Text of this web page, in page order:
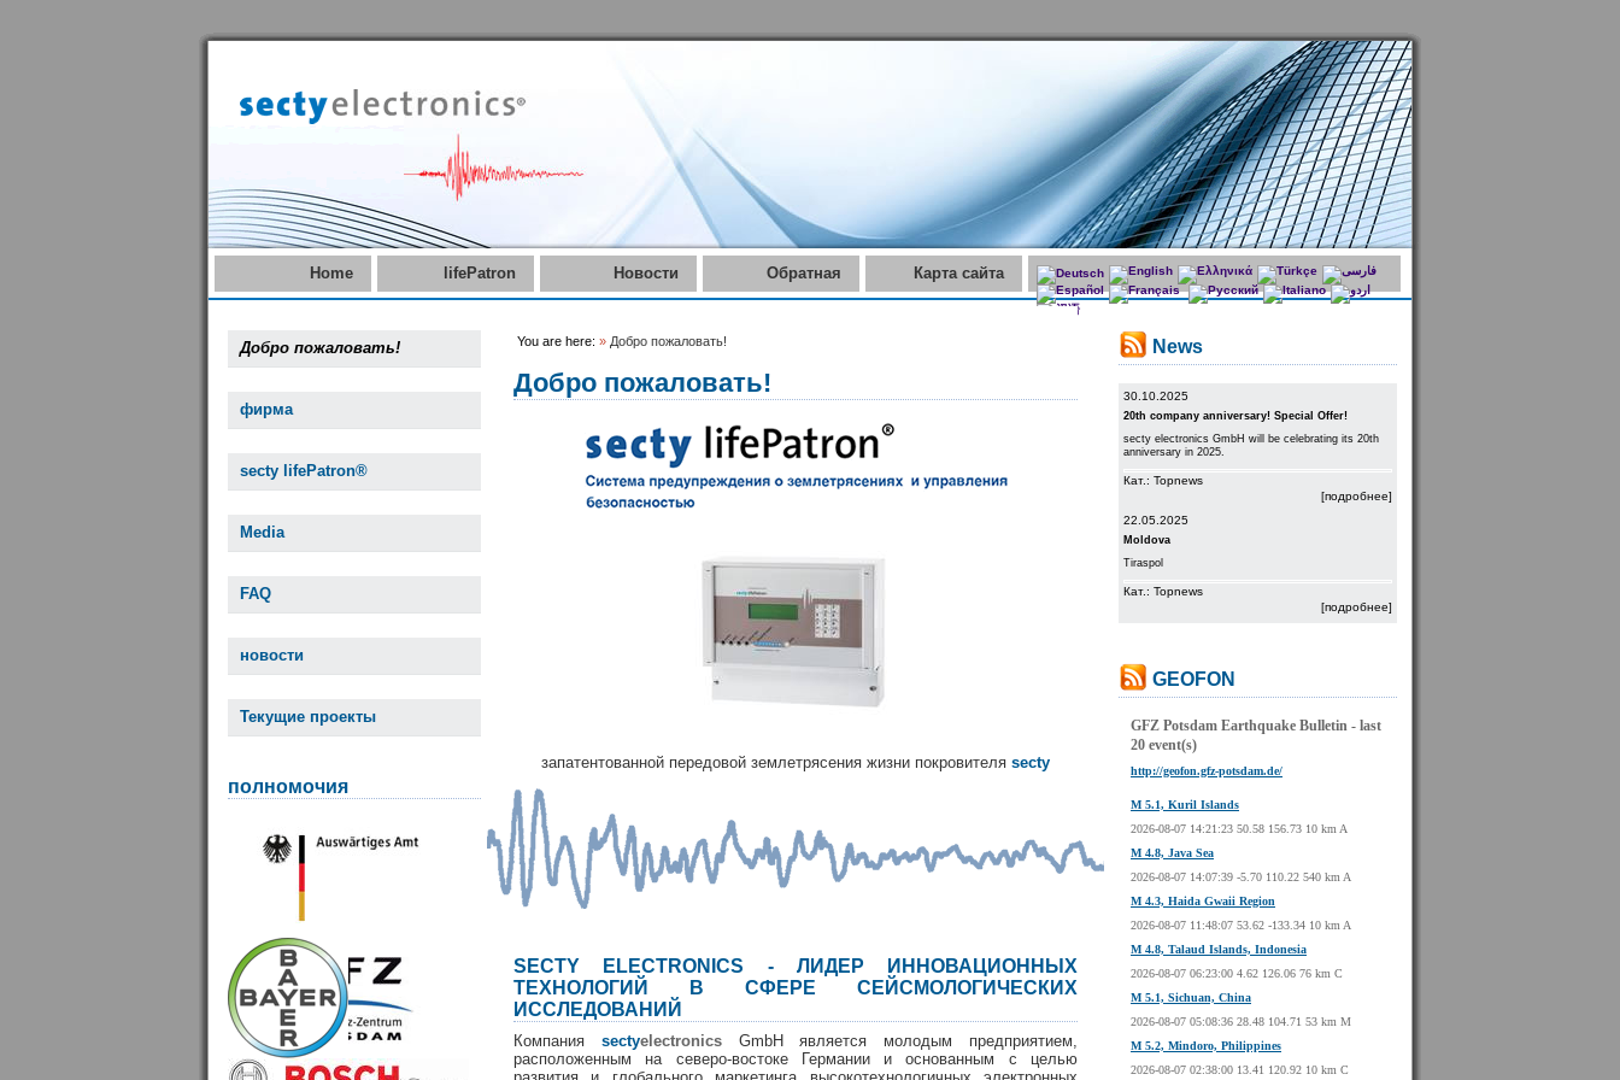
Home lifePatron Новости
Обратная
Карта сайта
Добро пожаловать!
фирма
secty lifePatron®
Media
FAQ
новости
Текущие проекты
полномочия
You are here: » Добро пожаловать!
Добро пожаловать!
запатентованной передовой землетрясения жизни покровителя secty
SECTY ELECTRONICS - ЛИДЕР ИННОВАЦИОННЫХ
ТЕХНОЛОГИЙ В СФЕРЕ СЕЙСМОЛОГИЧЕСКИХ
ИССЛЕДОВАНИЙ
Компания sectyelectronics GmbH является молодым предприятием,
расположенным на северо-востоке Германии и основанным с целью
News
30.10.2025
20th company anniversary! Special Offer!
secty electronics GmbH will be celebrating its 20th
anniversary in 2025.
Кат.: Topnews
[подробнее]
22.05.2025
Moldova
Tiraspol
Кат.: Topnews
[подробнее]
GEOFON
GFZ Potsdam Earthquake Bulletin - last
20 event(s)
http://geofon.gfz-potsdam.de/
M 5.1, Kuril Islands
2026-08-07 14:21:23 50.58 156.73 10 km A
M 4.8, Java Sea
2026-08-07 14:07:39 -5.70 110.22 540 km A
M 4.3, Haida Gwaii Region
2026-08-07 11:48:07 53.62 -133.34 10 km A
M 4.8, Talaud Islands, Indonesia
2026-08-07 06:23:00 4.62 126.06 76 km C
M 5.1, Sichuan, China
2026-08-07 05:08:36 28.48 104.71 53 km M
M 5.2, Mindoro, Philippines
2026-08-07 02:38:00 13.41 120.92 10 km C